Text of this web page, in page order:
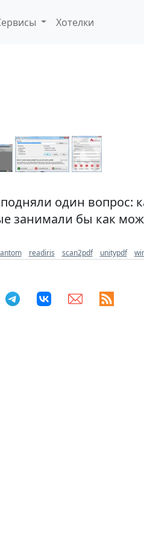
Хотелки
один вопрос:
занимали бы как
readiris scan2pdf unitypdf